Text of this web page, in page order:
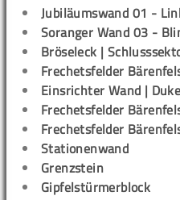
Jubiläumswand 01 -
Soranger Wand 03 -
Bröseleck |
Frechetsfelder
Einsrichter Wand |
Frechetsfelder
Frechetsfelder
Stationenwand
Grenzstein
Gipfelstürmerblock